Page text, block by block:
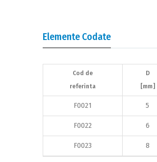
Elemente Codate
Cod de
referinta
D
[mm]
F0021 5
F0022 6
F0023 8